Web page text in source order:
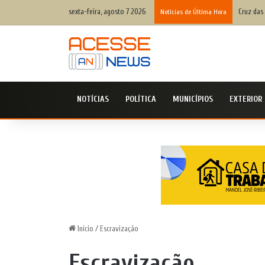
sexta-feira, agosto 7 2026 Notícias de Última Hora Cruz
NOTÍCIAS POLÍTICA MUNICÍPIOS EXTERIOR
Início / Escravização